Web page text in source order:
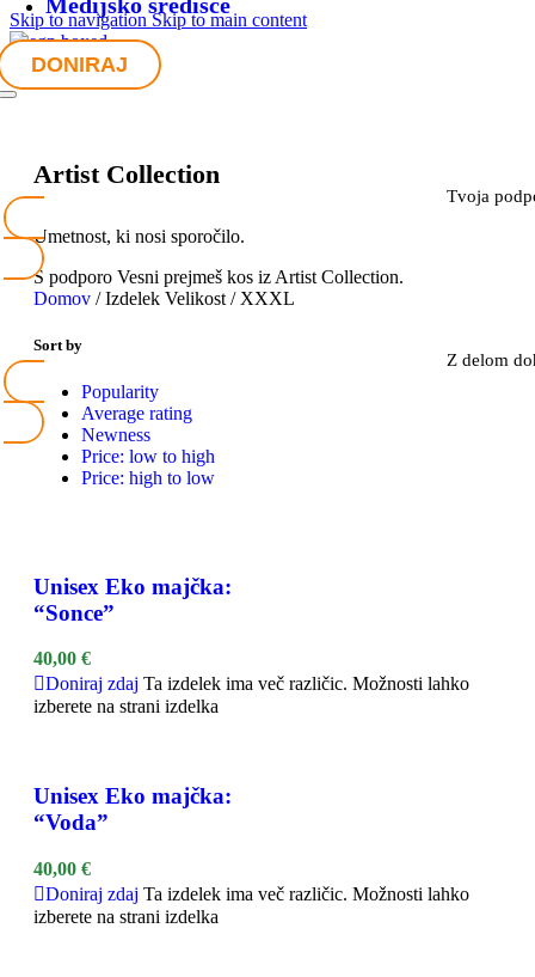
Skip to navigationSkip to main content
DONIRAJ
Tvoja
Z delom
Artist Collection
Umetnost, ki nosi sporočilo.
S podporo Vesni prejmeš kos iz Artist Collection.
Domov / Izdelek Velikost / XXXL
Sort by
Popularity
Average rating
Newness
Price: low to high
Price: high to low
Unisex Eko majčka:
“Sonce”
40,00 €
Doniraj zdaj Ta izdelek ima več različic. Možnosti lahko
izberete na strani izdelka
Unisex Eko majčka:
“Voda”
40,00 €
Doniraj zdaj Ta izdelek ima več različic. Možnosti lahko
izberete na strani izdelka